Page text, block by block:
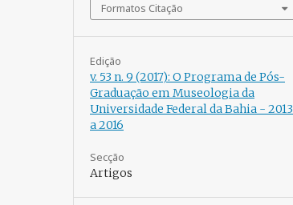
Formatos Citação
Edição
v. 53 n. 9 (2017): O Programa de Pós-
Graduação em Museologia da
Universidade Federal da Bahia - 2013
a 2016
Secção
Artigos